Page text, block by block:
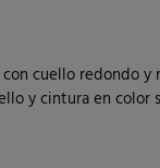
cuello redondo y
y cintura en color